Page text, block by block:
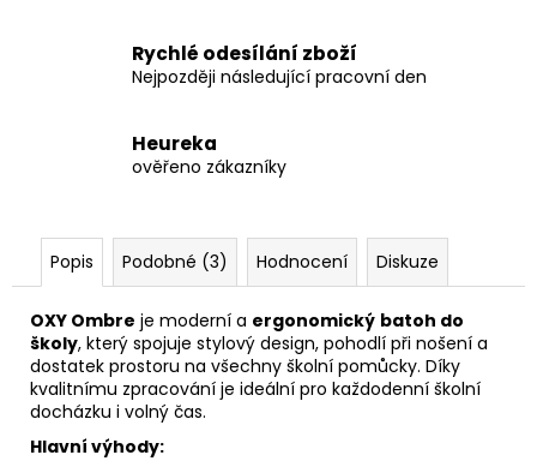
Rychlé odesílání zboží
Nejpozději následující pracovní den
Heureka
ověřeno zákazníky
Popis Podobné (3) Hodnocení Diskuze
OXY Ombre je moderní a ergonomický batoh do
školy, který spojuje stylový design, pohodlí při nošení a
dostatek prostoru na všechny školní pomůcky. Díky
kvalitnímu zpracování je ideální pro každodenní školní
docházku i volný čas.
Hlavní výhody: